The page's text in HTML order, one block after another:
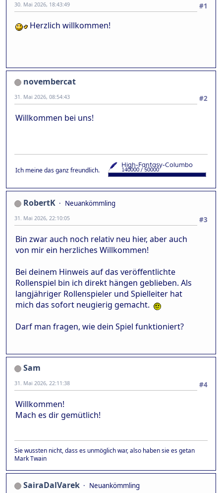
#1
30. Mai 2026, 18:43:49
Herzlich willkommen!
novembercat
#2
31. Mai 2026, 08:54:43
Willkommen bei uns!
Ich meine das ganz freundlich.
RobertK
Neuankömmling
#3
31. Mai 2026, 22:10:05
Bin zwar auch noch relativ neu hier, aber auch
von mir ein herzliches Willkommen!
Bei deinem Hinweis auf das veröffentlichte
Rollenspiel bin ich direkt hängen geblieben. Als
langjähriger Rollenspieler und Spielleiter hat
mich das sofort neugierig gemacht.
Darf man fragen, wie dein Spiel funktioniert?
Sam
#4
31. Mai 2026, 22:11:38
Willkommen!
Mach es dir gemütlich!
Sie wussten nicht, dass es unmöglich war, also haben sie es getan
Mark Twain
SairaDalVarek
Neuankömmling